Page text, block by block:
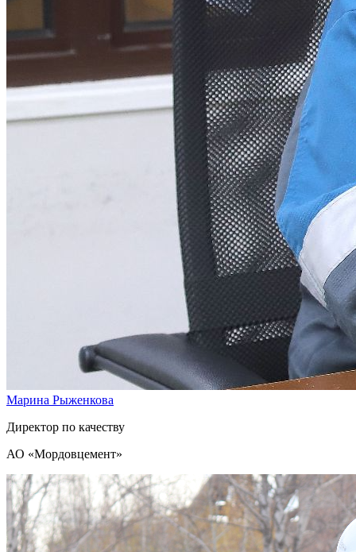
Марина Рыженкова
Директор по качеству
АО «Мордовцемент»